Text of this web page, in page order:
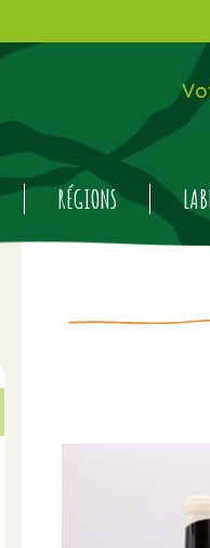
RÉGIONS